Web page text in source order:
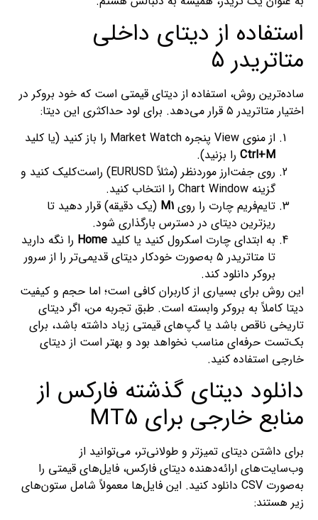
استفاده از دیتای داخلی
متاتریدر ۵
ساده‌ترین روش، استفاده از دیتای قیمتی است که خود بروکر در
اختیار متاتریدر ۵ قرار می‌دهد. برای لود حداکثری این دیتا:
از منوی View پنجره Market Watch را باز کنید (یا کلید
Ctrl+M را بزنید).
روی جفت‌ارز موردنظر (مثلاً EURUSD) راست‌کلیک کنید و
گزینه Chart Window را انتخاب کنید.
تایم‌فریم چارت را روی M1 (یک دقیقه) قرار دهید تا
ریزترین دیتای در دسترس بارگذاری شود.
به ابتدای چارت اسکرول کنید یا کلید Home را نگه دارید
تا متاتریدر ۵ به‌صورت خودکار دیتای قدیمی‌تر را از سرور
بروکر دانلود کند.
این روش برای بسیاری از کاربران کافی است؛ اما حجم و کیفیت
دیتا کاملاً به بروکر وابسته است. طبق تجربه من، اگر دیتای
تاریخی ناقص باشد یا گپ‌های قیمتی زیاد داشته باشد، برای
بک‌تست حرفه‌ای مناسب نخواهد بود و بهتر است از دیتای
خارجی استفاده کنید.
دانلود دیتای گذشته فارکس از
منابع خارجی برای MT5
برای داشتن دیتای تمیزتر و طولانی‌تر، می‌توانید از
وب‌سایت‌های ارائه‌دهنده دیتای فارکس، فایل‌های قیمتی را
به‌صورت CSV دانلود کنید. این فایل‌ها معمولاً شامل ستون‌های
زیر هستند: